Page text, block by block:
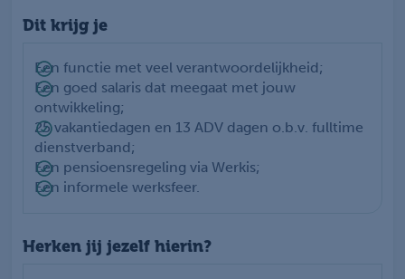
zorgt voor uitstekende klanttevredenheid.
Dit krijg je
Een functie met veel verantwoordelijkheid;
Een goed salaris dat meegaat met jouw
ontwikkeling;
25 vakantiedagen en 13 ADV dagen o.b.v. fulltime
dienstverband;
Een pensioensregeling via Werkis;
Een informele werksfeer.
Herken jij jezelf hierin?